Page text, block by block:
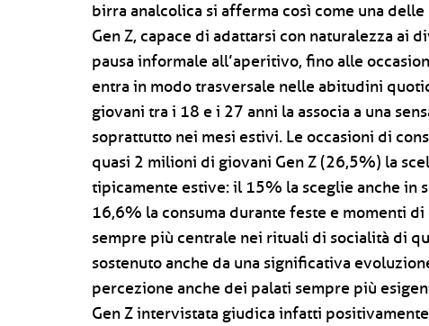
birra analcolica si afferma così come una
Gen Z, capace di adattarsi con naturalezza ai
pausa informale all’aperitivo, fino alle
entra in modo trasversale nelle abitudini
giovani tra i 18 e i 27 anni la associa a una
soprattutto nei mesi estivi. Le occasioni di
quasi 2 milioni di giovani Gen Z (26,5%) la
tipicamente estive: il 15% la sceglie anche in
16,6% la consuma durante feste e momenti
sempre più centrale nei rituali di socialità di
sostenuto anche da una significativa
percezione anche dei palati sempre più
Gen Z intervistata giudica infatti